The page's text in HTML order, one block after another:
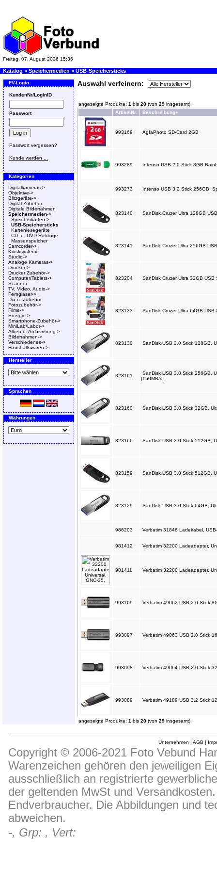
Freitag, 07. August 2026 15:36
Katalog » Speichermedien » USB-Speichersticks
FV-Login
KundenNr/LoginID
Passwort
Passwort vergessen?
Kunde werden ...
Kategorien
Digitalkameras->
Objektive->
Blitzgeräte->
Digital-Zubehör
Digitale Bilderrahmen
Speichermedien->
Speicherkarten->
USB-Speichersticks
Kartenlesegeräte
CD- u. DVD-Rohlinge
Massenspeicher
Camcorder->
Kiosksysteme
Studio->
Analoge Kameras->
Drucker->
Drucker Zubehör->
Computer/Tablets->
Scanner
TV, Video, Audio->
Ferngläser->
Dia u. Zubehör
Fotozubehör->
Filme->
Energie->
Smartphone-Zubehör->
MiniLab/Labor->
Alben u. Archivierung->
Bilderrahmen->
Verschiedenes->
Haushaltswaren->
Hersteller
Sprachen
Währungen
Auswahl verfeinern:
angezeigte Produkte: 1 bis 20 (von 29 insgesamt)
ArtikelNr.
Beschreibung+
993169 AgfaPhoto SD-Card 2GB
993289 Intenso USB 2.0 Stick 8GB
993273 Intenso USB 3.2 Stick 256GB,
823140 SanDisk Cruzer Ultra 128GB
823141 SanDisk Cruzer Ultra 256GB
823204 SanDisk Cruzer Ultra 32GB
823133 SanDisk Cruzer Ultra 64GB
823130 SanDisk USB 3.0 Stick 128GB,
823161
SanDisk USB 3.0 Stick 256GB,
[150MB/s]
823160 SanDisk USB 3.0 Stick 32GB,
823166 SanDisk USB 3.0 Stick 512GB,
823159 SanDisk USB 3.0 Stick 512GB,
823129 SanDisk USB 3.0 Stick 64GB,
986203 Verbatim 31848 Ladekabel,
981412 Verbatim 32200 Ladeadapter,
981411 Verbatim 32200 Ladeadapter,
993109 Verbatim 49062 USB 2.0 Stick
993097 Verbatim 49063 USB 2.0 Stick
993098 Verbatim 49064 USB 2.0 Stick
993089 Verbatim 49189 USB 3.2 Stick
angezeigte Produkte: 1 bis 20 (von 29 insgesamt)
Unternehmen | AGB |
Copyright © 2006-2021 Foto Vebund
Warenzeichen gehören den jeweiligen
ausschließlich an registrierte
der geltenden MwSt und
Endverbraucher. Die Abbildungen und
abweichen.
-, Grp: , Vert: